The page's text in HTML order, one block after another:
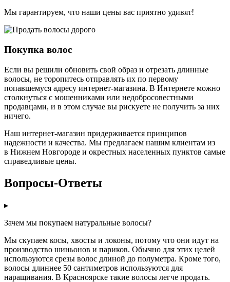
Мы гарантируем, что наши цены вас приятно удивят!
Покупка волос
Если вы решили обновить свой образ и отрезать длинные
волосы, не торопитесь отправлять их по первому
попавшемуся адресу интернет-магазина. В Интернете можно
столкнуться с мошенниками или недобросовестными
продавцами, и в этом случае вы рискуете не получить за них
ничего.
Наш интернет-магазин придерживается принципов
надежности и качества. Мы предлагаем нашим клиентам из
в Нижнем Новгороде и окрестных населенных пунктов самые
справедливые цены.
Вопросы-Ответы
▸
Зачем мы покупаем натуральные волосы?
Мы скупаем косы, хвосты и локоны, потому что они идут на
производство шиньонов и париков. Обычно для этих целей
используются срезы волос длиной до полуметра. Кроме того,
волосы длиннее 50 сантиметров используются для
наращивания. В Красноярске такие волосы легче продать.